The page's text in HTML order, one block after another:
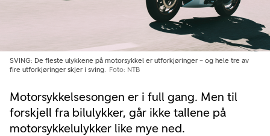
Motorsykkelsesongen er i full gang. Men til
forskjell fra bilulykker, går ikke tallene på
motorsykkelulykker like mye ned.
SVING: De fleste ulykkene på motorsykkel er utforkjøringer – og hele tre av
fire utforkjøringer skjer i sving.
Foto: NTB